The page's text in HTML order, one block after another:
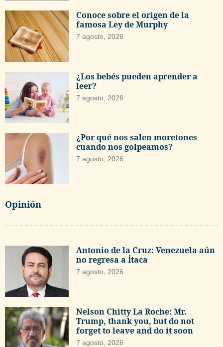
Conoce sobre el origen de la
famosa Ley de Murphy
7 agosto, 2026
¿Los bebés pueden aprender a
leer?
7 agosto, 2026
¿Por qué nos salen moretones
cuando nos golpeamos?
7 agosto, 2026
Opinión
Antonio de la Cruz: Venezuela aún
no regresa a Ítaca
7 agosto, 2026
Nelson Chitty La Roche: Mr.
Trump, thank you, but do not
forget to leave and do it soon
7 agosto, 2026